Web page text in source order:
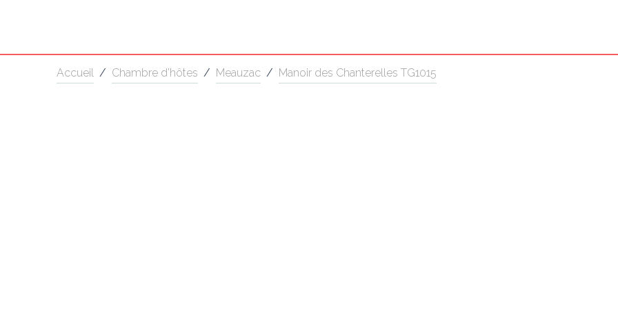
Accueil / Chambre d’hôtes / Meauzac / Manoir des Chanterelles TG1015